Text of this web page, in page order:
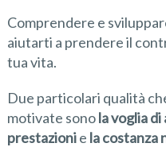
Comprendere e
aiutarti a prendere il
tua vita.
Due particolari qualità
motivate ​​sonola voglia di
prestazionie la costanza